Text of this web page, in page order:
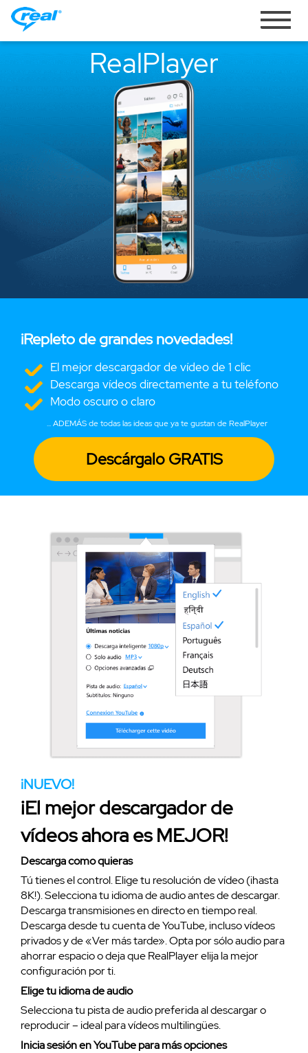
Alternar
RealPlayer
¡Repleto de grandes novedades!
El mejor descargador de vídeo de 1 clic
Descarga vídeos directamente a tu teléfono
Modo oscuro o claro
... ADEMÁS de todas las ideas que ya te gustan de RealPlayer
Descárgalo GRATIS
¡NUEVO!
¡El mejor descargador de
vídeos ahora es MEJOR!
Descarga como quieras
Tú tienes el control. Elige tu resolución de vídeo (¡hasta
8K!). Selecciona tu idioma de audio antes de descargar.
Descarga transmisiones en directo en tiempo real.
Descarga desde tu cuenta de YouTube, incluso vídeos
privados y de «Ver más tarde». Opta por sólo audio para
ahorrar espacio o deja que RealPlayer elija la mejor
configuración por ti.
Elige tu idioma de audio
Selecciona tu pista de audio preferida al descargar o
reproducir – ideal para vídeos multilingües.
Inicia sesión en YouTube para más opciones